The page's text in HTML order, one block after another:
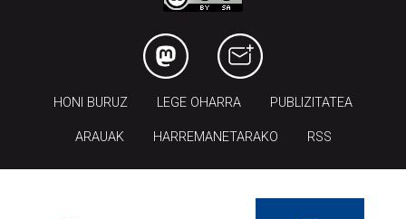
HONI BURUZ LEGE OHARRA PUBLIZITATEA
ARAUAK HARREMANETARAKO RSS